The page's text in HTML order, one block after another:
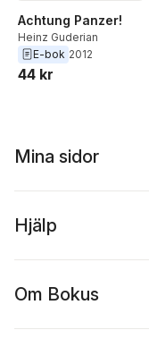
Achtung Panzer!
Heinz Guderian
E-bok 2012
44 kr
Mina sidor
Hjälp
Om Bokus